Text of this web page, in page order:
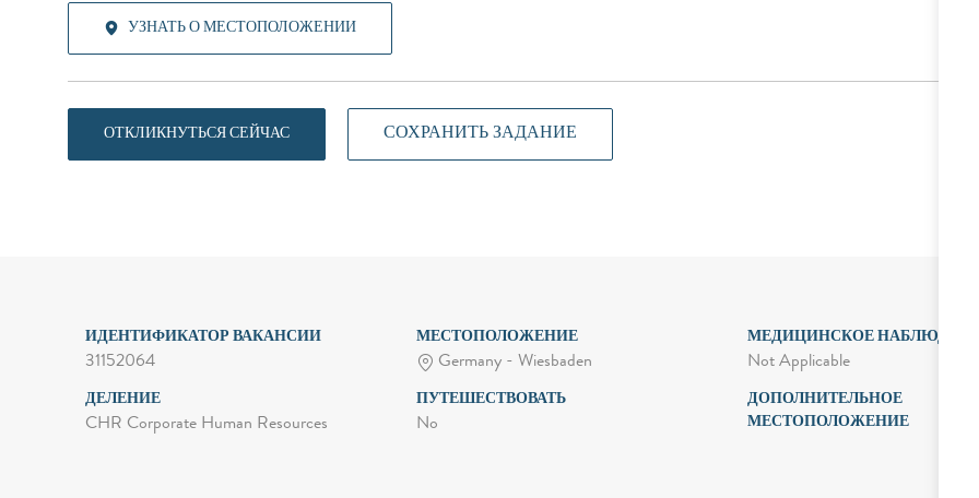
УЗНАТЬ О МЕСТОПОЛОЖЕНИИ
ОТКЛИКНУТЬСЯ СЕЙЧАС СОХРАНИТЬ ЗАДАНИЕ
ИДЕНТИФИКАТОР ВАКАНСИИ
31152064
МЕСТОПОЛОЖЕНИЕ
Germany - Wiesbaden
МЕДИЦИНСКОЕ
Not Applicable
ДЕЛЕНИЕ
CHR Corporate Human Resources
ПУТЕШЕСТВОВАТЬ
No
ДОПОЛНИТЕЛЬНОЕ
МЕСТОПОЛОЖЕНИЕ